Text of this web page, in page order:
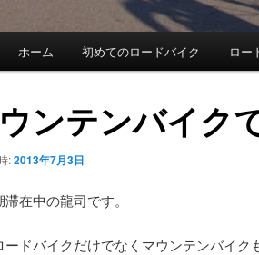
ホーム 初めてのロードバイク ロー
ンテンバイク
:2013年7月3日
在中の龍司です。
ードバイクだけでなくマウンテンバイク